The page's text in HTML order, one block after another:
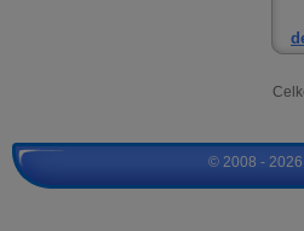
© 2008 - 2026